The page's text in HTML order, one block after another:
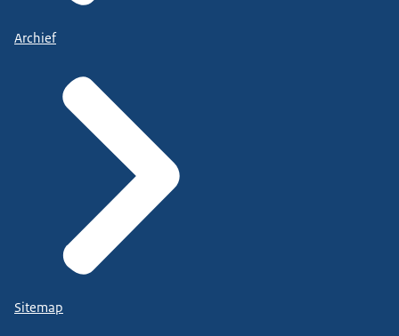
Archief
Sitemap